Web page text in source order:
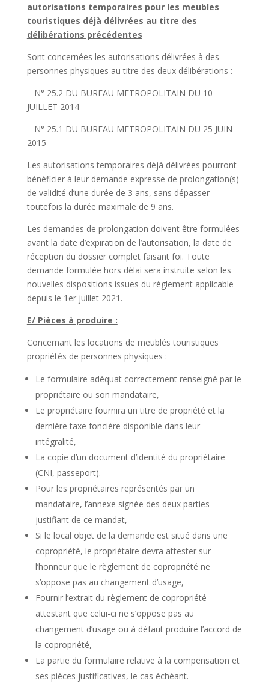
autorisations temporaires pour les meubles
touristiques déjà délivrées au titre des
délibérations précédentes
Sont concernées les autorisations délivrées à des
personnes physiques au titre des deux délibérations :
– N° 25.2 DU BUREAU METROPOLITAIN DU 10
JUILLET 2014
– N° 25.1 DU BUREAU METROPOLITAIN DU 25 JUIN
2015
Les autorisations temporaires déjà délivrées pourront
bénéficier à leur demande expresse de prolongation(s)
de validité d’une durée de 3 ans, sans dépasser
toutefois la durée maximale de 9 ans.
Les demandes de prolongation doivent être formulées
avant la date d’expiration de l’autorisation, la date de
réception du dossier complet faisant foi. Toute
demande formulée hors délai sera instruite selon les
nouvelles dispositions issues du règlement applicable
depuis le 1er juillet 2021.
E/ Pièces à produire :
Concernant les locations de meublés touristiques
propriétés de personnes physiques :
Le formulaire adéquat correctement renseigné par le
propriétaire ou son mandataire,
Le propriétaire fournira un titre de propriété et la
dernière taxe foncière disponible dans leur
intégralité,
La copie d’un document d’identité du propriétaire
(CNI, passeport).
Pour les propriétaires représentés par un
mandataire, l’annexe signée des deux parties
justifiant de ce mandat,
Si le local objet de la demande est situé dans une
copropriété, le propriétaire devra attester sur
l’honneur que le règlement de copropriété ne
s’oppose pas au changement d’usage,
Fournir l’extrait du règlement de copropriété
attestant que celui-ci ne s’oppose pas au
changement d’usage ou à défaut produire l’accord de
la copropriété,
La partie du formulaire relative à la compensation et
ses pièces justificatives, le cas échéant.